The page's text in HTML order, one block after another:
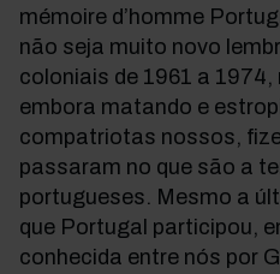
mémoire d’homme
não seja muito novo
coloniais de 1961 a
embora matando e
compatriotas nossos,
passaram no que são a
portugueses. Mesmo a
que Portugal participou,
conhecida entre nós por